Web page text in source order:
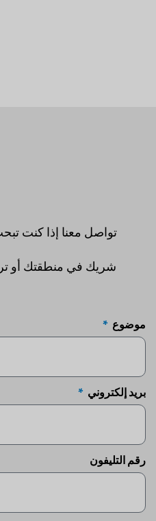
تواصل معنا إذا كنت
شريك في منطقتك أو
موضوع
بريد إلكتروني
رقم التليفون